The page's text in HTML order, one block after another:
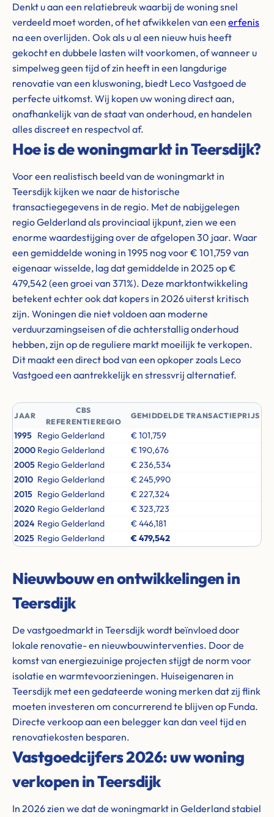
Denkt u aan een relatiebreuk waarbij de woning snel
verdeeld moet worden, of het afwikkelen van een erfenis
na een overlijden. Ook als u al een nieuw huis heeft
gekocht en dubbele lasten wilt voorkomen, of wanneer u
simpelweg geen tijd of zin heeft in een langdurige
renovatie van een kluswoning, biedt Leco Vastgoed de
perfecte uitkomst. Wij kopen uw woning direct aan,
onafhankelijk van de staat van onderhoud, en handelen
alles discreet en respectvol af.
Hoe is de woningmarkt in Teersdijk?
Voor een realistisch beeld van de woningmarkt in
Teersdijk kijken we naar de historische
transactiegegevens in de regio. Met de nabijgelegen
regio Gelderland als provinciaal ijkpunt, zien we een
enorme waardestijging over de afgelopen 30 jaar. Waar
een gemiddelde woning in 1995 nog voor € 101,759 van
eigenaar wisselde, lag dat gemiddelde in 2025 op €
479,542 (een groei van 371%). Deze marktontwikkeling
betekent echter ook dat kopers in 2026 uiterst kritisch
zijn. Woningen die niet voldoen aan moderne
verduurzamingseisen of die achterstallig onderhoud
hebben, zijn op de reguliere markt moeilijk te verkopen.
Dit maakt een direct bod van een opkoper zoals Leco
Vastgoed een aantrekkelijk en stressvrij alternatief.
JAAR
CBS
REFERENTIEREGIO
GEMIDDELDE TRANSACTIEPRIJS
1995 Regio Gelderland
€ 101,759
2000 Regio Gelderland
€ 190,676
2005 Regio Gelderland
€ 236,534
2010 Regio Gelderland
€ 245,990
2015 Regio Gelderland
€ 227,324
2020 Regio Gelderland
€ 323,723
2024 Regio Gelderland
€ 446,181
2025 Regio Gelderland € 479,542
Nieuwbouw en ontwikkelingen in
Teersdijk
De vastgoedmarkt in Teersdijk wordt beïnvloed door
lokale renovatie- en nieuwbouwinterventies. Door de
komst van energiezuinige projecten stijgt de norm voor
isolatie en warmtevoorzieningen. Huiseigenaren in
Teersdijk met een gedateerde woning merken dat zij flink
moeten investeren om concurrerend te blijven op Funda.
Directe verkoop aan een belegger kan dan veel tijd en
renovatiekosten besparen.
Vastgoedcijfers 2026: uw woning
verkopen in Teersdijk
In 2026 zien we dat de woningmarkt in Gelderland stabiel